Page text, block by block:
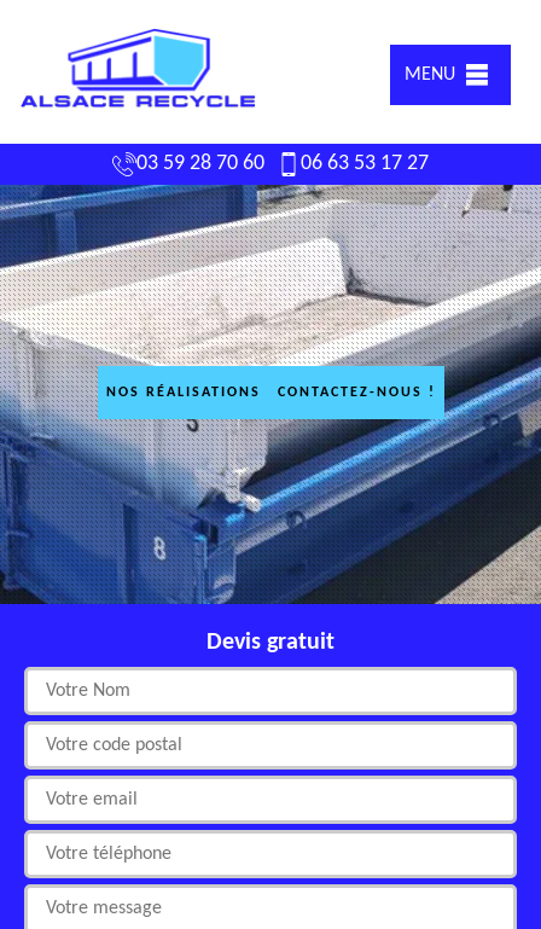
MENU
03 59 28 70 60 06 63 53 17 27
NOS RÉALISATIONS CONTACTEZ-NOUS !
Devis gratuit